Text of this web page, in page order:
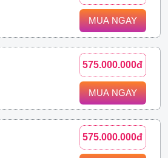
MUA NGAY
575.000.000đ
MUA NGAY
575.000.000đ